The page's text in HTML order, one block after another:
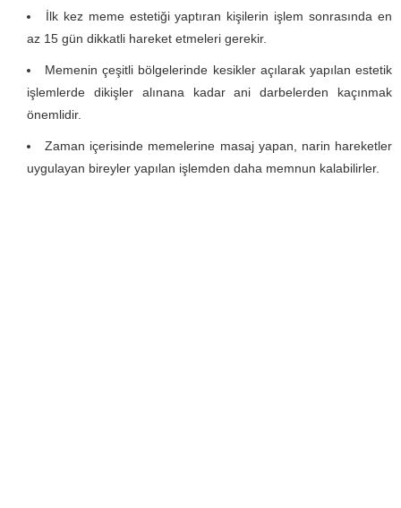
İlk kez meme estetiği yaptıran kişilerin işlem sonrasında en
az 15 gün dikkatli hareket etmeleri gerekir.
Memenin çeşitli bölgelerinde kesikler açılarak yapılan estetik
işlemlerde dikişler alınana kadar ani darbelerden kaçınmak
önemlidir.
Zaman içerisinde memelerine masaj yapan, narin hareketler
uygulayan bireyler yapılan işlemden daha memnun kalabilirler.